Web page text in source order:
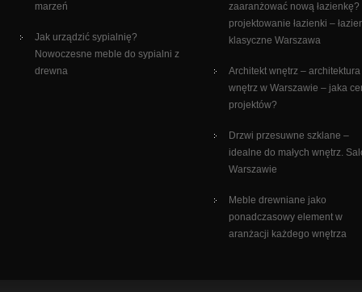
marzeń
Jak urządzić sypialnię?
Nowoczesne meble do sypialni z
drewna
zaaranżować nową łazienkę?
projektowanie łazienki –
klasyczne Warszawa
Architekt wnętrz – architektura
wnętrz w Warszawie – jaka
projektów?
Drzwi przesuwne szklane –
idealne do małych wnętrz.
Warszawie
Meble drewniane jako
ponadczasowy element w
aranżacji każdego wnętrza